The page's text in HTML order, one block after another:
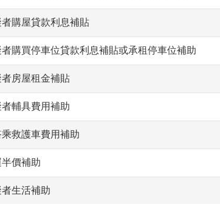
購屋貸款利息補貼
購買停車位貸款利息補貼或承租停車位補助
房屋租金補貼
輔具費用補助
救護車費用補助
價補助
生活補助